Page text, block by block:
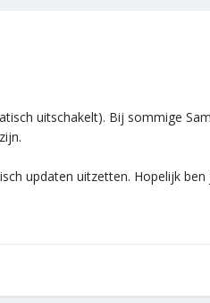
uitschakelt). Bij sommige
updaten uitzetten. Hopelijk